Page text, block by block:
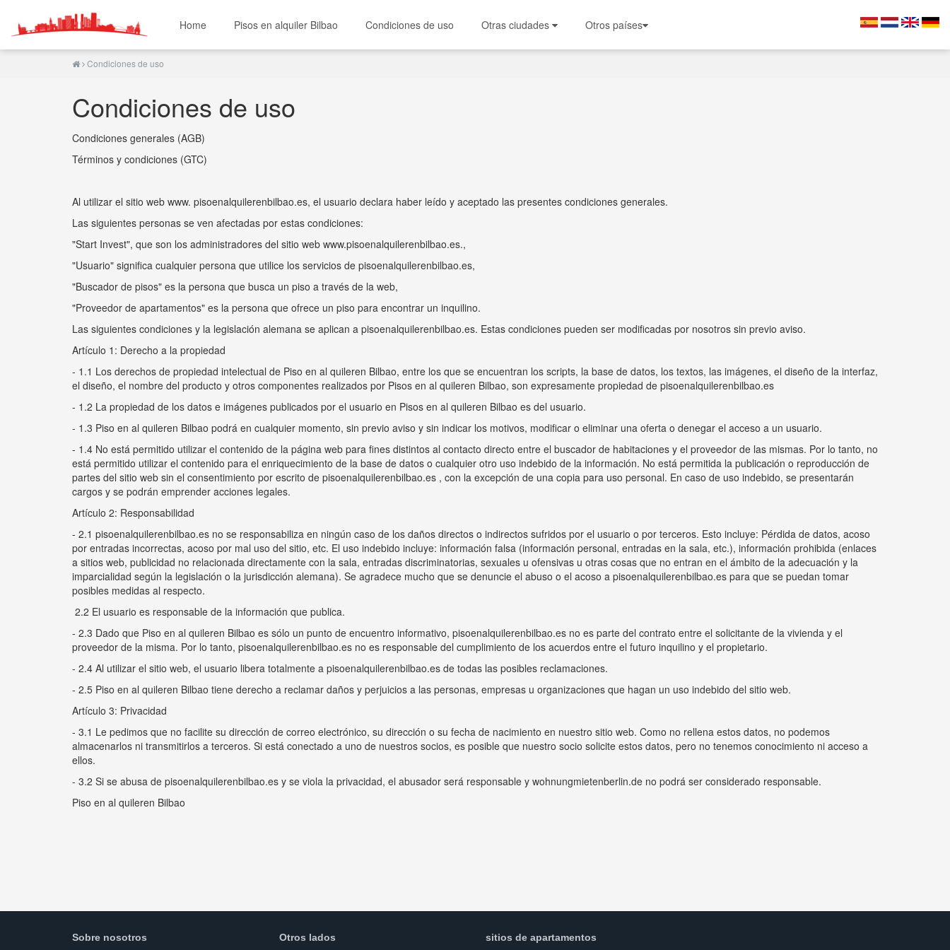
Home Pisos en alquiler Bilbao Condiciones de uso Otras ciudades Otros países
Condiciones de uso
Condiciones de uso
Condiciones generales (AGB)
Términos y condiciones (GTC)
Al utilizar el sitio web www. pisoenalquilerenbilbao.es, el usuario declara haber leído y aceptado las presentes condiciones generales.
Las siguientes personas se ven afectadas por estas condiciones:
"Start Invest", que son los administradores del sitio web www.pisoenalquilerenbilbao.es.,
"Usuario" significa cualquier persona que utilice los servicios de pisoenalquilerenbilbao.es,
"Buscador de pisos" es la persona que busca un piso a través de la web,
"Proveedor de apartamentos" es la persona que ofrece un piso para encontrar un inquilino.
Las siguientes condiciones y la legislación alemana se aplican a pisoenalquilerenbilbao.es. Estas condiciones pueden ser modificadas por nosotros sin previo aviso.
Artículo 1: Derecho a la propiedad
- 1.1 Los derechos de propiedad intelectual de Piso en al quileren Bilbao, entre los que se encuentran los scripts, la base de datos, los textos, las imágenes, el diseño de la interfaz,
el diseño, el nombre del producto y otros componentes realizados por Pisos en al quileren Bilbao, son expresamente propiedad de pisoenalquilerenbilbao.es
- 1.2 La propiedad de los datos e imágenes publicados por el usuario en Pisos en al quileren Bilbao es del usuario.
- 1.3 Piso en al quileren Bilbao podrá en cualquier momento, sin previo aviso y sin indicar los motivos, modificar o eliminar una oferta o denegar el acceso a un usuario.
- 1.4 No está permitido utilizar el contenido de la página web para fines distintos al contacto directo entre el buscador de habitaciones y el proveedor de las mismas. Por lo tanto, no
está permitido utilizar el contenido para el enriquecimiento de la base de datos o cualquier otro uso indebido de la información. No está permitida la publicación o reproducción de
partes del sitio web sin el consentimiento por escrito de pisoenalquilerenbilbao.es , con la excepción de una copia para uso personal. En caso de uso indebido, se presentarán
cargos y se podrán emprender acciones legales.
Artículo 2: Responsabilidad
- 2.1 pisoenalquilerenbilbao.es no se responsabiliza en ningún caso de los daños directos o indirectos sufridos por el usuario o por terceros. Esto incluye: Pérdida de datos, acoso
por entradas incorrectas, acoso por mal uso del sitio, etc. El uso indebido incluye: información falsa (información personal, entradas en la sala, etc.), información prohibida (enlaces
a sitios web, publicidad no relacionada directamente con la sala, entradas discriminatorias, sexuales u ofensivas u otras cosas que no entran en el ámbito de la adecuación y la
imparcialidad según la legislación o la jurisdicción alemana). Se agradece mucho que se denuncie el abuso o el acoso a pisoenalquilerenbilbao.es para que se puedan tomar
posibles medidas al respecto.
2.2 El usuario es responsable de la información que publica.
- 2.3 Dado que Piso en al quileren Bilbao es sólo un punto de encuentro informativo, pisoenalquilerenbilbao.es no es parte del contrato entre el solicitante de la vivienda y el
proveedor de la misma. Por lo tanto, pisoenalquilerenbilbao.es no es responsable del cumplimiento de los acuerdos entre el futuro inquilino y el propietario.
- 2.4 Al utilizar el sitio web, el usuario libera totalmente a pisoenalquilerenbilbao.es de todas las posibles reclamaciones.
- 2.5 Piso en al quileren Bilbao tiene derecho a reclamar daños y perjuicios a las personas, empresas u organizaciones que hagan un uso indebido del sitio web.
Artículo 3: Privacidad
- 3.1 Le pedimos que no facilite su dirección de correo electrónico, su dirección o su fecha de nacimiento en nuestro sitio web. Como no rellena estos datos, no podemos
almacenarlos ni transmitirlos a terceros. Si está conectado a uno de nuestros socios, es posible que nuestro socio solicite estos datos, pero no tenemos conocimiento ni acceso a
ellos.
- 3.2 Si se abusa de pisoenalquilerenbilbao.es y se viola la privacidad, el abusador será responsable y wohnungmietenberlin.de no podrá ser considerado responsable.
Piso en al quileren Bilbao
Sobre nosotros Otros lados sitios de apartamentos